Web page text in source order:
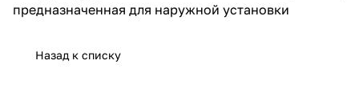
предназначенная для наружной установки
Назад к списку